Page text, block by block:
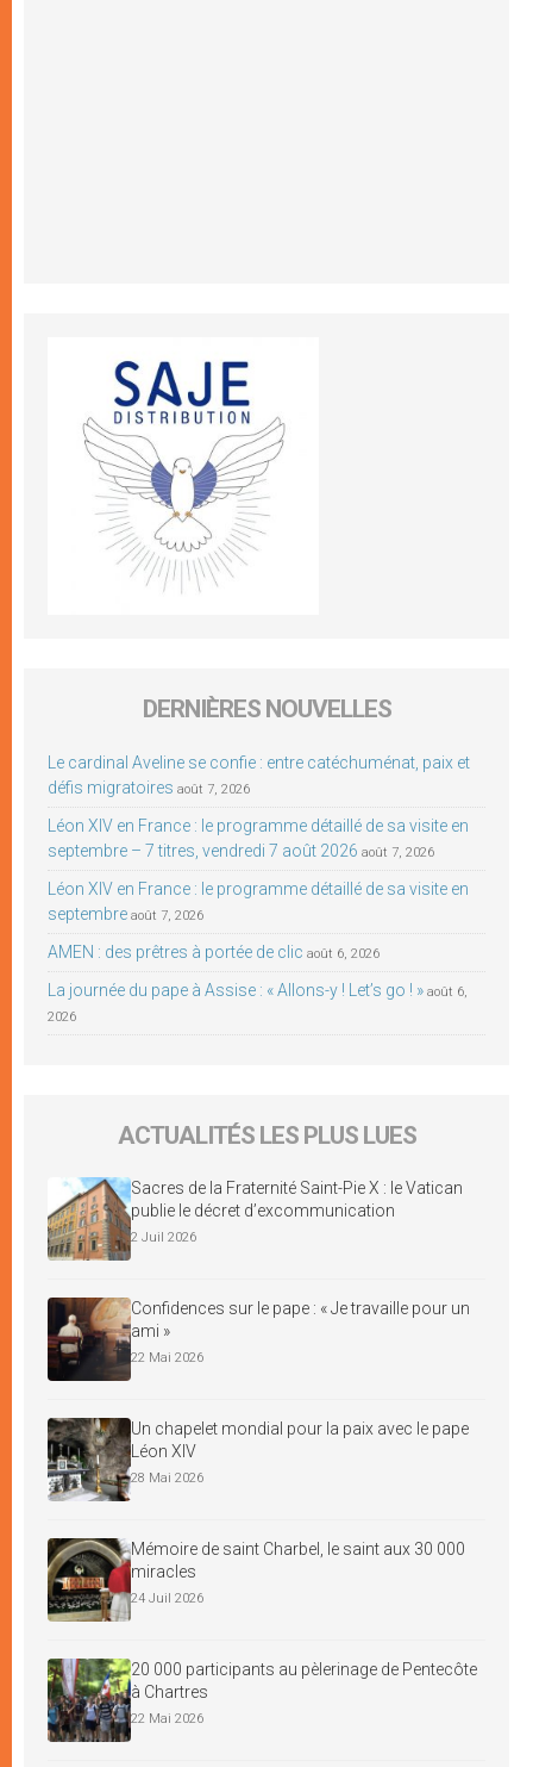
DERNIÈRES NOUVELLES
Le cardinal Aveline se confie : entre catéchuménat, paix et
défis migratoires août 7, 2026
Léon XIV en France : le programme détaillé de sa visite en
septembre – 7 titres, vendredi 7 août 2026 août 7, 2026
Léon XIV en France : le programme détaillé de sa visite en
septembre août 7, 2026
AMEN : des prêtres à portée de clic août 6, 2026
La journée du pape à Assise : « Allons-y ! Let’s go ! » août 6,
2026
ACTUALITÉS LES PLUS LUES
Sacres de la Fraternité Saint-Pie X : le Vatican
publie le décret d’excommunication
2 Juil 2026
Confidences sur le pape : « Je travaille pour un
ami »
22 Mai 2026
Un chapelet mondial pour la paix avec le pape
Léon XIV
28 Mai 2026
Mémoire de saint Charbel, le saint aux 30 000
miracles
24 Juil 2026
20 000 participants au pèlerinage de Pentecôte
à Chartres
22 Mai 2026